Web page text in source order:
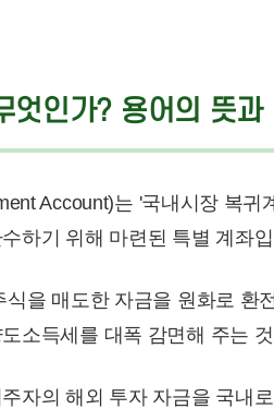
엇인가? 용어의 뜻과
Account)는 '국내시장 복
하기 위해 마련된 특별 계좌
식을 매도한 자금을 원화로 환
소득세를 대폭 감면해 주는
자의 해외 투자 자금을 국내